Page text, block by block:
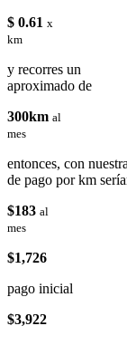
$ 0.61 x
km
y recorres un
aproximado de
300km al
mes
entonces, con
de pago por km
$183 al
mes
$1,726
pago inicial
$3,922